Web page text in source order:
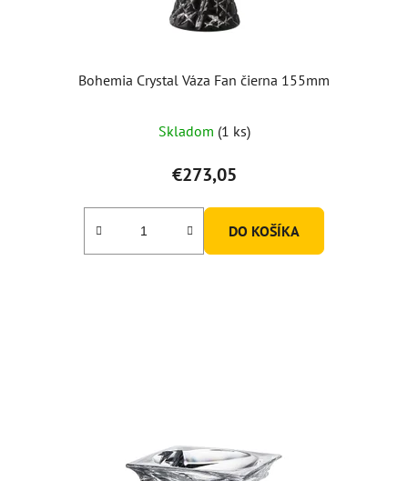
Bohemia Crystal Váza Fan čierna 155mm
Skladom (1 ks)
€273,05
DO KOŠÍKA